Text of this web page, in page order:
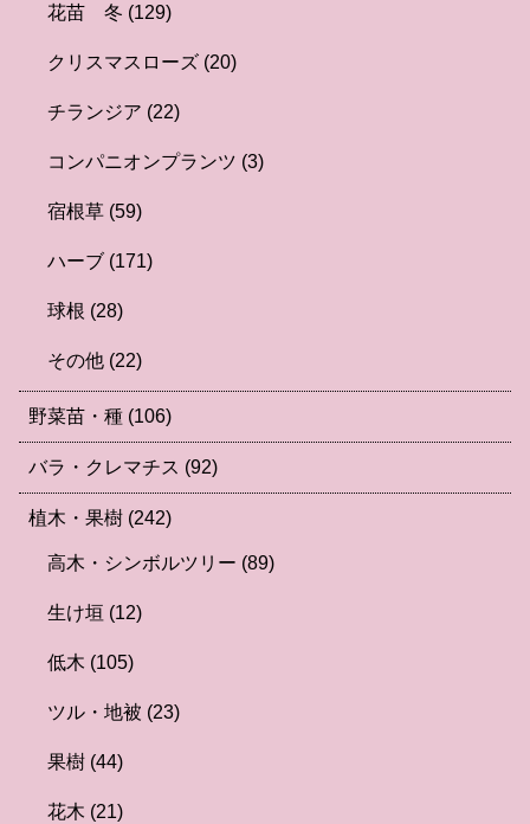
花苗 冬 (129)
クリスマスローズ (20)
チランジア (22)
コンパニオンプランツ (3)
宿根草 (59)
ハーブ (171)
球根 (28)
その他 (22)
野菜苗・種 (106)
バラ・クレマチス (92)
植木・果樹 (242)
高木・シンボルツリー (89)
生け垣 (12)
低木 (105)
ツル・地被 (23)
果樹 (44)
花木 (21)